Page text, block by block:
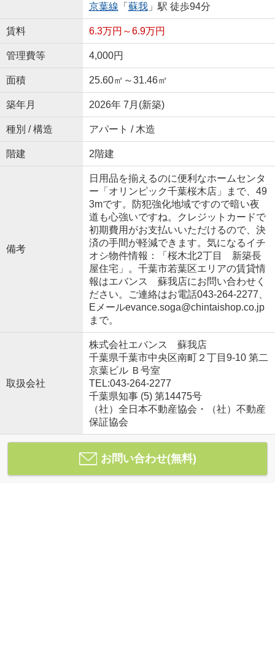
京葉線 「 蘇我」駅 徒歩94分
賃料 6.3万円～6.9万円
管理費等 4,000円
面積 25.60㎡～31.46㎡
築年月 2026年 7月(新築)
種別 / 構造 アパート / 木造
階建 2階建
備考
日用品を揃えるのに便利なホームセンタ
ー「オリンピック千葉桜木店」まで、49
3mです。防犯強化地域ですので暗い夜
道も心強いですね。クレジットカードで
初期費用がお支払いいただけるので、決
済の手間が軽減できます。気になるイチ
オシ物件情報：「桜木北2丁目 新築長
屋住宅」。千葉市若葉区エリアの賃貸情
報はエバンス 蘇我店にお問い合わせく
ださい。ご連絡はお電話043-264-2277、
Eメールevance.soga@chintaishop.co.jp
まで。
取扱会社
株式会社エバンス 蘇我店
千葉県千葉市中央区南町２丁目9-10 第二
京葉ビル Ｂ号室
TEL:043-264-2277
千葉県知事 (5) 第14475号
（社）全日本不動産協会・（社）不動産
保証協会
お問い合わせ(無料)